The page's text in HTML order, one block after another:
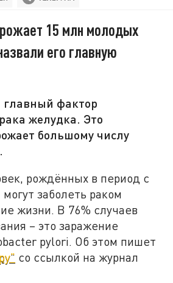
15 млн молодых
его главную
фактор
желудка. Это
большому числу
рождённых в период с
заболеть раком
жизни. В 76% случаев
– это заражение
pylori. Об этом пишет
со ссылкой на журнал